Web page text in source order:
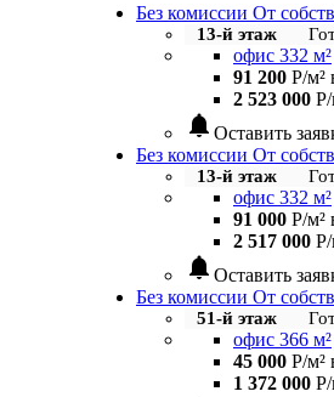
Без комиссии От
13-й этаж
офис 332 м²
91 200 Р/м²
2 523 000 Р/
notifications Оставить
Без комиссии От
13-й этаж
офис 332 м²
91 000 Р/м²
2 517 000 Р/
notifications Оставить
Без комиссии От
51-й этаж
офис 366 м²
45 000 Р/м²
1 372 000 Р/